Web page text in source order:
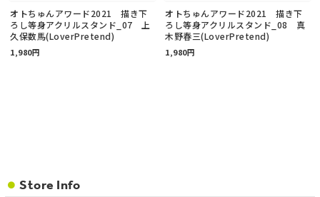
オトちゅんアワード2021 描き下
ろし等身アクリルスタンド_07 上
久保数馬(LoverPretend)
1,980円
オトちゅんアワード2021 描き下
ろし等身アクリルスタンド_08 真
木野春三(LoverPretend)
1,980円
Store Info